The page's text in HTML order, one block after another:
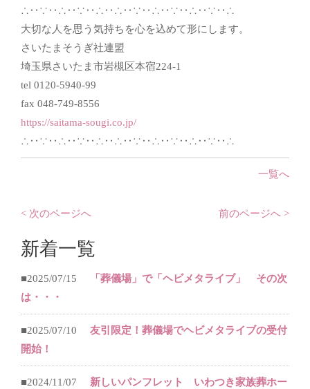
∴‥∵‥∴‥∵‥∴‥∴‥∵‥∴‥∵‥∴‥∵‥∴
大切な人を思う気持ちを心を込めて形にします。
さいたまそうぎ社連盟
埼玉県さいたま市岩槻区本宿224-1
tel 0120-5940-99
fax 048-749-8556
https://saitama-sougi.co.jp/
∴‥∵‥∴‥∵‥∴‥∴‥∵‥∴‥∵‥∴‥∵‥∴
一覧へ
< 次のページへ 前のページへ >
新着一覧
■2025/07/15
「葬儀場」で「ヘビメタライブ」 その次
は・・・
■2025/07/10
友引限定！葬儀場でヘビメタライブの受付
開始！
■2024/11/07
新しいパンフレット いわつき家族葬ホー